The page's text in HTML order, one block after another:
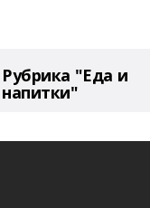
Рубрика "Еда и
напитки"